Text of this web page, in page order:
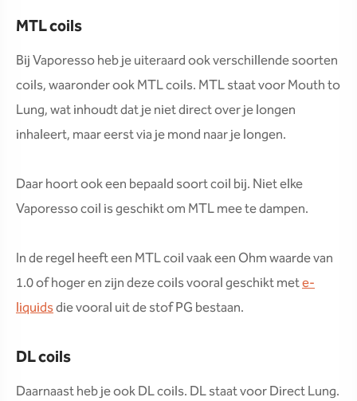
MTL coils
Bij Vaporesso heb je uiteraard ook verschillende soorten
coils, waaronder ook MTL coils. MTL staat voor Mouth to
Lung, wat inhoudt dat je niet direct over je longen
inhaleert, maar eerst via je mond naar je longen.
Daar hoort ook een bepaald soort coil bij. Niet elke
Vaporesso coil is geschikt om MTL mee te dampen.
In de regel heeft een MTL coil vaak een Ohm waarde van
1.0 of hoger en zijn deze coils vooral geschikt mete-
liquidsdie vooral uit de stof PG bestaan.
DL coils
Daarnaast heb je ook DL coils. DL staat voor Direct Lung.